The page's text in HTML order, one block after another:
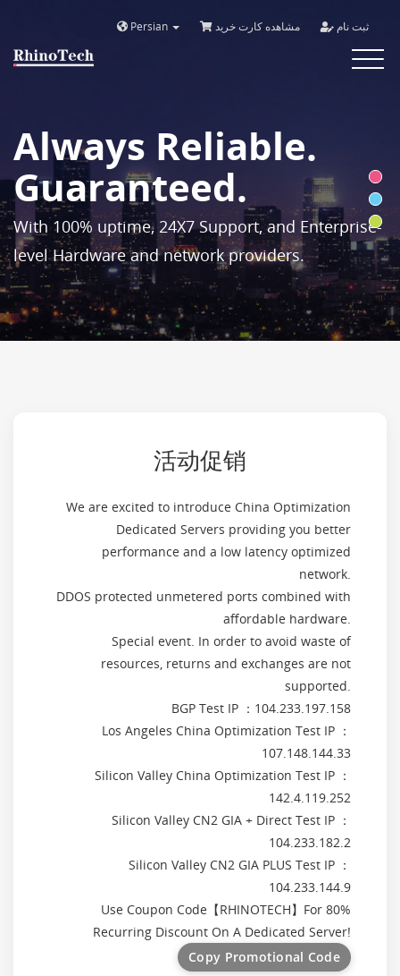
Persian مشاهده کارت خرید ثبت نام
Toggle
Always Reliable.
Guaranteed.
With 100% uptime, 24X7 Support, and Enterprise-
level Hardware and network providers.
活动促销
We are excited to introduce China Optimization
Dedicated Servers providing you better
performance and a low latency optimized
network.
DDOS protected unmetered ports combined with
affordable hardware.
Special event. In order to avoid waste of
resources, returns and exchanges are not
supported.
BGP Test IP ：104.233.197.158
Los Angeles China Optimization Test IP ：
107.148.144.33
Silicon Valley China Optimization Test IP ：
142.4.119.252
Silicon Valley CN2 GIA + Direct Test IP ：
104.233.182.2
Silicon Valley CN2 GIA PLUS Test IP ：
104.233.144.9
Use Coupon Code【RHINOTECH】For 80%
Recurring Discount On A Dedicated Server!
Copy Promotional Code